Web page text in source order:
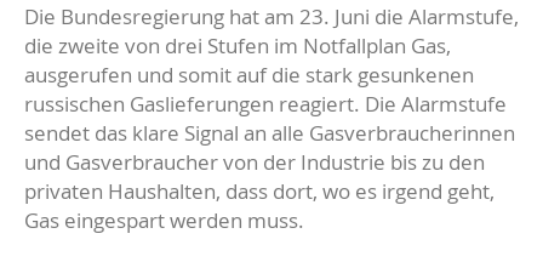
Die Bundesregierung hat am 23. Juni die Alarmstufe,
die zweite von drei Stufen im Notfallplan Gas,
ausgerufen und somit auf die stark gesunkenen
russischen Gaslieferungen reagiert. Die Alarmstufe
sendet das klare Signal an alle Gasverbraucherinnen
und Gasverbraucher von der Industrie bis zu den
privaten Haushalten, dass dort, wo es irgend geht,
Gas eingespart werden muss.